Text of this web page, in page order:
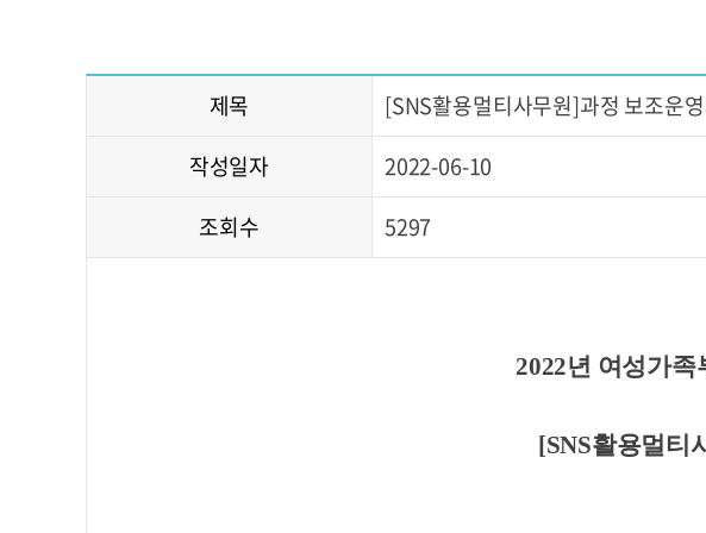
제목
[SNS활용멀티사무원]과정 보조운
작성일자
2022-06-10
조회수
5297
2022년 여성가
[SNS활용멀티